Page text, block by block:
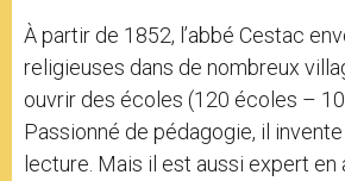
À partir de 1852, l’abbé Cestac
religieuses dans de nombreux
ouvrir des écoles (120 écoles –
Passionné de pédagogie, il
lecture. Mais il est aussi expert en